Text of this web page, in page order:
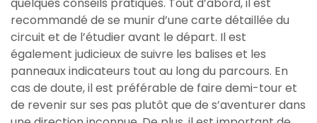
recommandé de se munir d’une carte détaillée du
circuit et de l’étudier avant le départ. Il est
également judicieux de suivre les balises et les
panneaux indicateurs tout au long du parcours. En
cas de doute, il est préférable de faire demi-tour et
de revenir sur ses pas plutôt que de s’aventurer dans